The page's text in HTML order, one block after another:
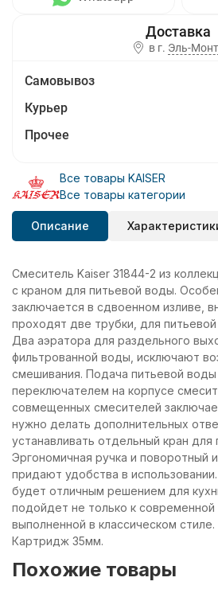
в г. Эль-
Самовывоз
Курьер
Прочее
Все товары KAISER
Все товары категории
Описание
Смеситель Kaiser 31844-2 из
с краном для питьевой воды.
заключается в сдвоенном изливе,
проходят две трубки, для
Два аэратора для раздельного
фильтрованной воды, исключают
смешивания. Подача питьевой
переключателем на корпусе
совмещенных смесителей
нужно делать дополнительных
устанавливать отдельный кран для
Эргономичная ручка и поворотный
придают удобства в
будет отличным решением для
подойдет не только к современной
выполненной в классическом
Картридж 35мм.
Похожие товары